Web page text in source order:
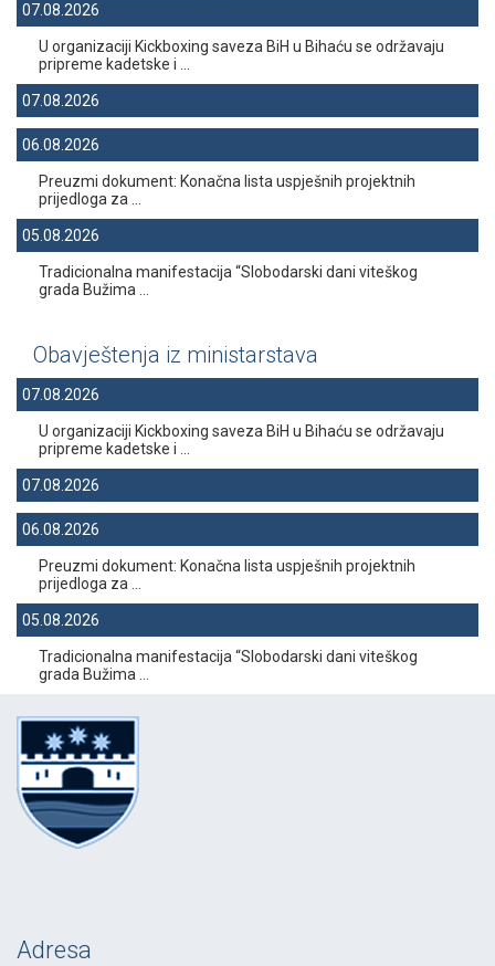
07.08.2026
U organizaciji Kickboxing saveza BiH u Bihaću se održavaju
pripreme kadetske i ...
07.08.2026
06.08.2026
Preuzmi dokument: Konačna lista uspješnih projektnih
prijedloga za ...
05.08.2026
Tradicionalna manifestacija “Slobodarski dani viteškog
grada Bužima ...
Obavještenja iz ministarstava
07.08.2026
U organizaciji Kickboxing saveza BiH u Bihaću se održavaju
pripreme kadetske i ...
07.08.2026
06.08.2026
Preuzmi dokument: Konačna lista uspješnih projektnih
prijedloga za ...
05.08.2026
Tradicionalna manifestacija “Slobodarski dani viteškog
grada Bužima ...
Adresa